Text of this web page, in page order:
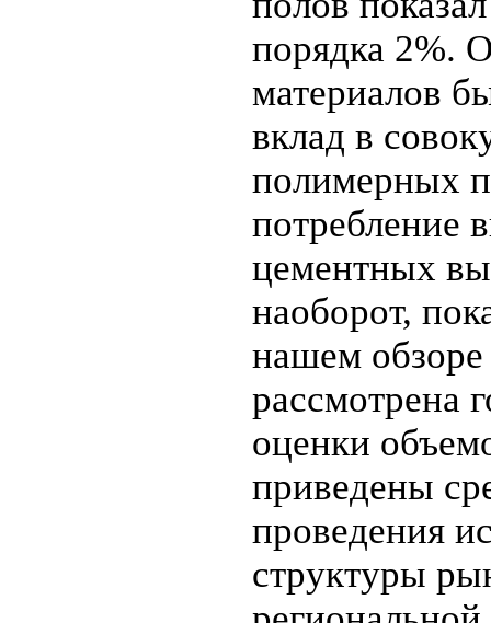
порядка 2%.
материалов
вклад в
полимерных
потребление
цементных
наоборот,
нашем обзоре
рассмотрена
оценки
приведены
проведения
структуры